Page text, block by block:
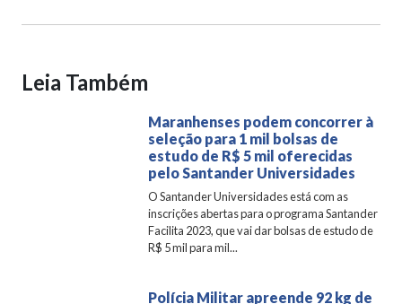
Leia Também
Maranhenses podem concorrer à
seleção para 1 mil bolsas de
estudo de R$ 5 mil oferecidas
pelo Santander Universidades
O Santander Universidades está com as
inscrições abertas para o programa Santander
Facilita 2023, que vai dar bolsas de estudo de
R$ 5 mil para mil...
Polícia Militar apreende 92 kg de